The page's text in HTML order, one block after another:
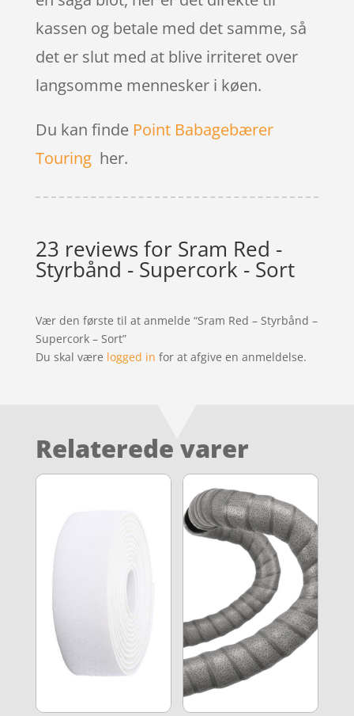
kassen og betale med det samme, så
det er slut med at blive irriteret over
langsomme mennesker i køen.
Du kan finde Point Babagebærer
Touringher.
23 reviews for Sram Red -
Styrbånd - Supercork - Sort
Vær den første til at anmelde “Sram Red – Styrbånd –
Supercork – Sort”
Du skal være logged in for at afgive en anmeldelse.
Relaterede varer